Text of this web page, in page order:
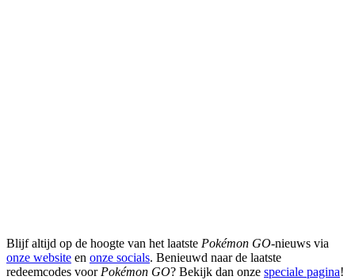
Blijf altijd op de hoogte van het laatste Pokémon GO-nieuws via
onze website en onze socials. Benieuwd naar de laatste
redeemcodes voor Pokémon GO? Bekijk dan onze speciale pagina!